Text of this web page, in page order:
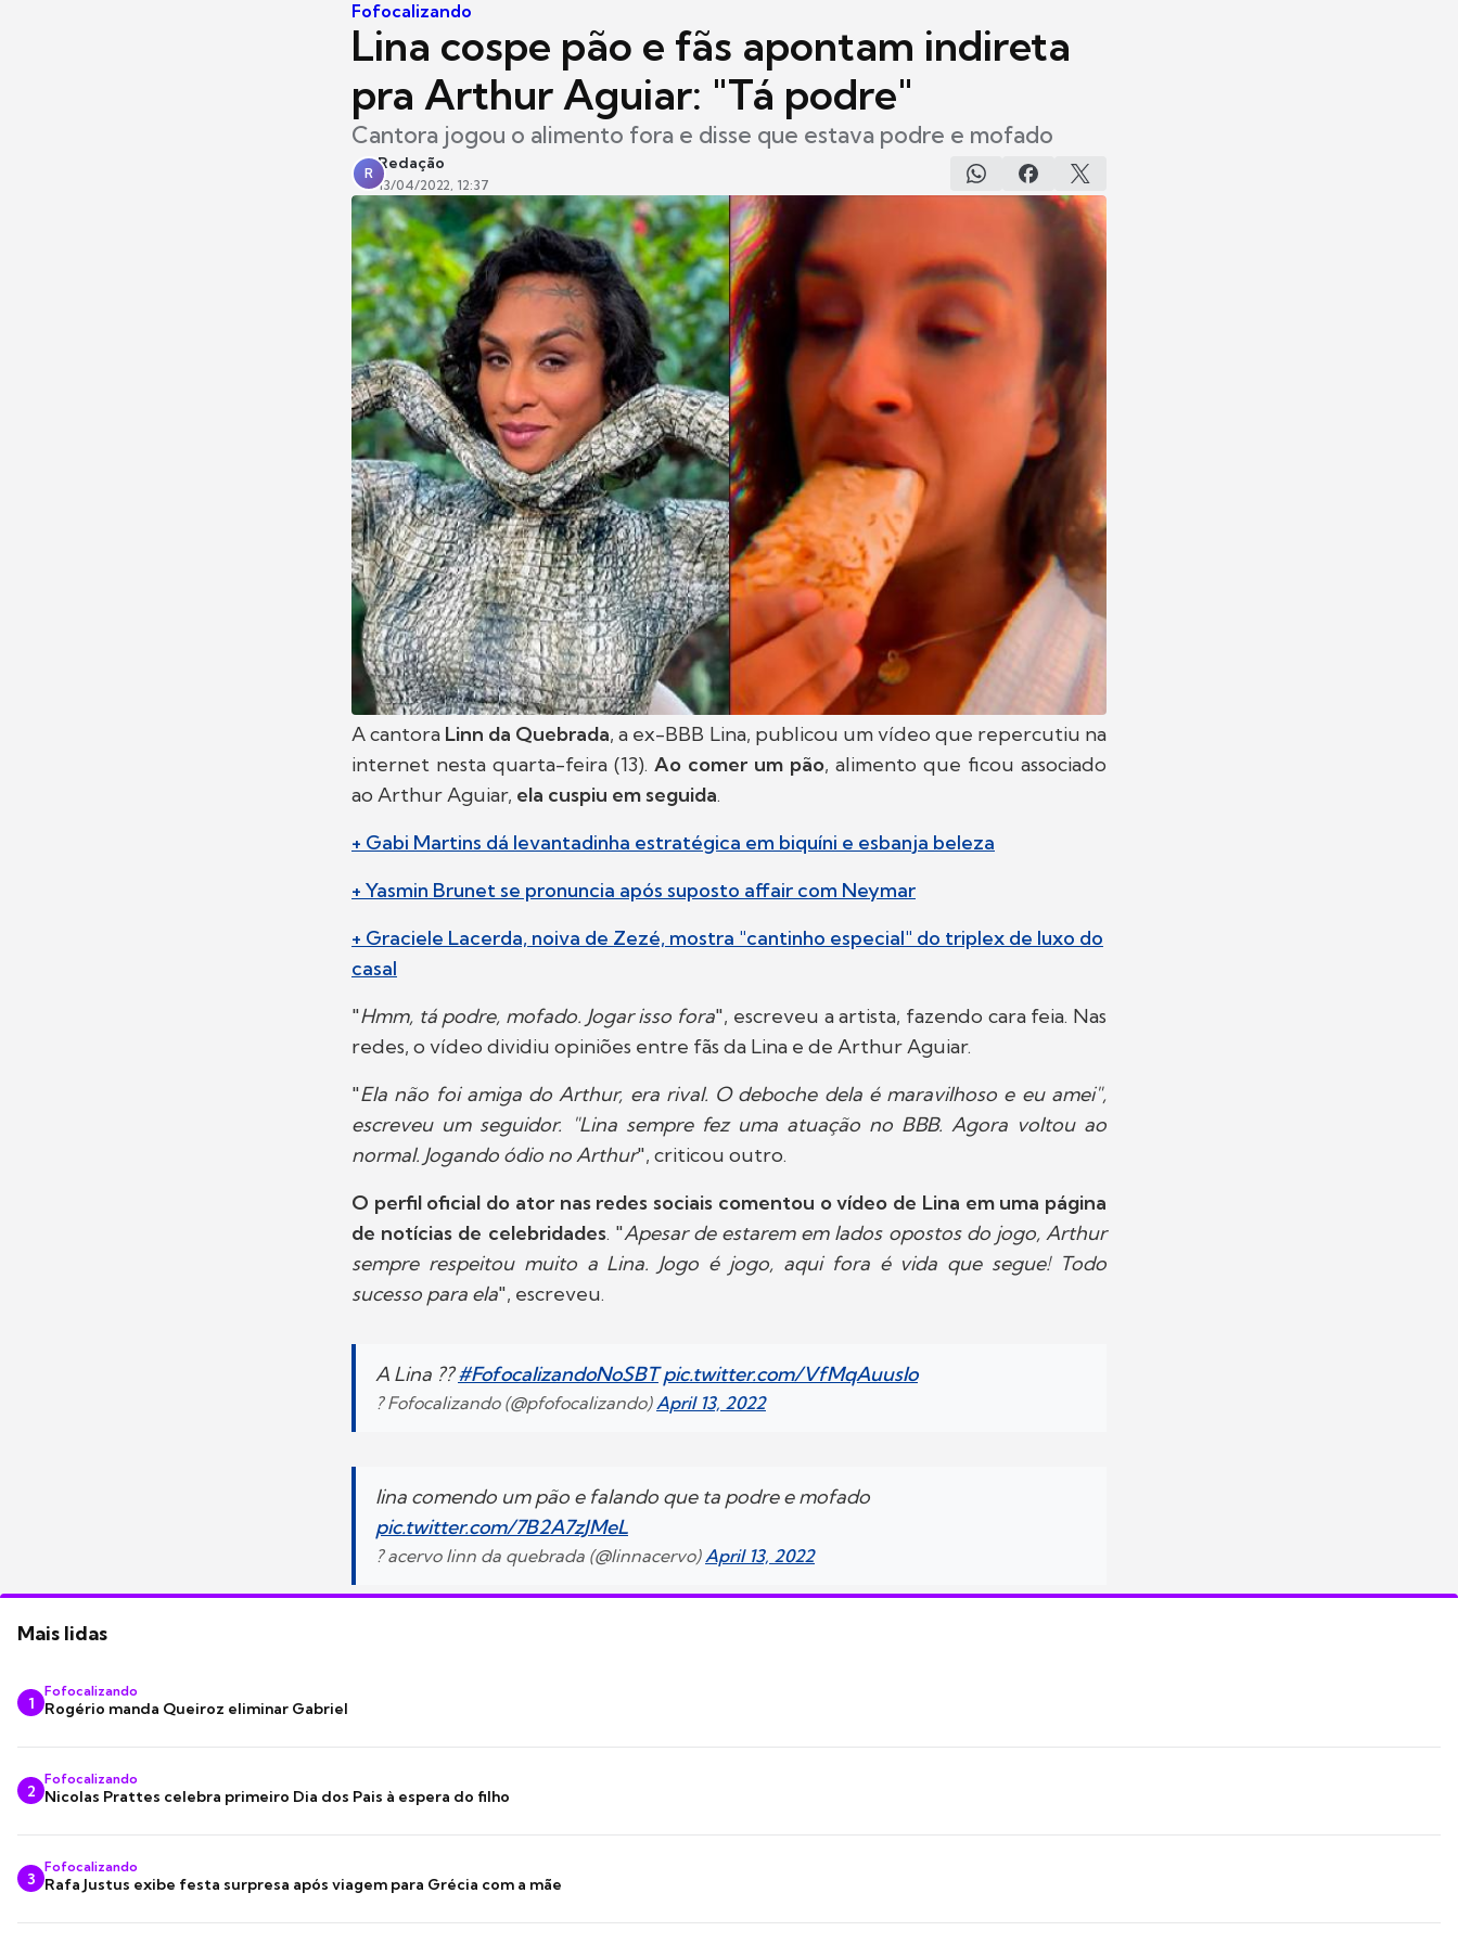
Fofocalizando
Lina cospe pão e fãs apontam indireta
pra Arthur Aguiar: "Tá podre"
Cantora jogou o alimento fora e disse que estava podre e mofado
R
Redação
13/04/2022, 12:37
A cantora Linn da Quebrada, a ex-BBB Lina, publicou um vídeo que repercutiu na
internet nesta quarta-feira (13). Ao comer um pão, alimento que ficou associado
ao Arthur Aguiar, ela cuspiu em seguida.
+ Gabi Martins dá levantadinha estratégica em biquíni e esbanja beleza
+ Yasmin Brunet se pronuncia após suposto affair com Neymar
+ Graciele Lacerda, noiva de Zezé, mostra "cantinho especial" do triplex de luxo do
casal
"Hmm, tá podre, mofado. Jogar isso fora", escreveu a artista, fazendo cara feia. Nas
redes, o vídeo dividiu opiniões entre fãs da Lina e de Arthur Aguiar.
"Ela não foi amiga do Arthur, era rival. O deboche dela é maravilhoso e eu amei",
escreveu um seguidor. "Lina sempre fez uma atuação no BBB. Agora voltou ao
normal. Jogando ódio no Arthur", criticou outro.
O perfil oficial do ator nas redes sociais comentou o vídeo de Lina em uma página
de notícias de celebridades. "Apesar de estarem em lados opostos do jogo, Arthur
sempre respeitou muito a Lina. Jogo é jogo, aqui fora é vida que segue! Todo
sucesso para ela", escreveu.
A Lina ??#FofocalizandoNoSBT pic.twitter.com/VfMqAuusIo
? Fofocalizando (@pfofocalizando) April 13, 2022
lina comendo um pão e falando que ta podre e mofado
pic.twitter.com/7B2A7zJMeL
? acervo linn da quebrada (@linnacervo) April 13, 2022
Mais lidas
1
Fofocalizando
Rogério manda Queiroz eliminar Gabriel
2
Fofocalizando
Nicolas Prattes celebra primeiro Dia dos Pais à espera do filho
3
Fofocalizando
Rafa Justus exibe festa surpresa após viagem para Grécia com a mãe